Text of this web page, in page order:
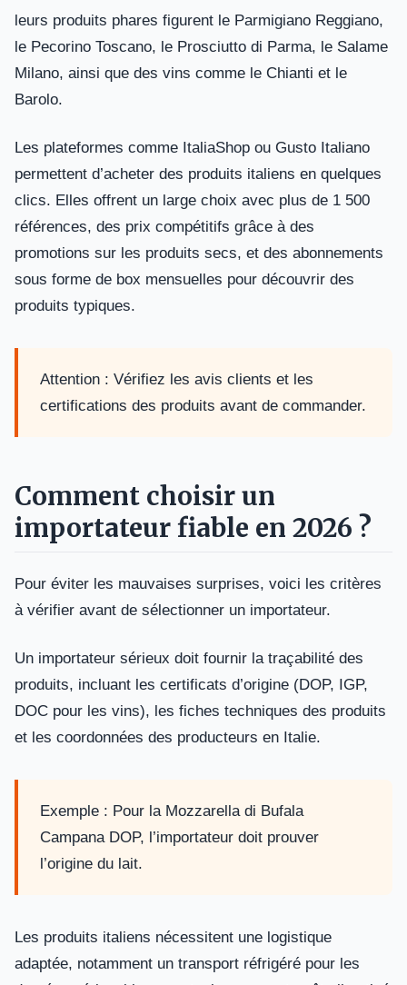
leurs produits phares figurent le Parmigiano Reggiano,
le Pecorino Toscano, le Prosciutto di Parma, le Salame
Milano, ainsi que des vins comme le Chianti et le
Barolo.
Les plateformes comme ItaliaShop ou Gusto Italiano
permettent d’acheter des produits italiens en quelques
clics. Elles offrent un large choix avec plus de 1 500
références, des prix compétitifs grâce à des
promotions sur les produits secs, et des abonnements
sous forme de box mensuelles pour découvrir des
produits typiques.
Attention : Vérifiez les avis clients et les
certifications des produits avant de commander.
Comment choisir un
importateur fiable en 2026 ?
Pour éviter les mauvaises surprises, voici les critères
à vérifier avant de sélectionner un importateur.
Un importateur sérieux doit fournir la traçabilité des
produits, incluant les certificats d’origine (DOP, IGP,
DOC pour les vins), les fiches techniques des produits
et les coordonnées des producteurs en Italie.
Exemple : Pour la Mozzarella di Bufala
Campana DOP, l’importateur doit prouver
l’origine du lait.
Les produits italiens nécessitent une logistique
adaptée, notamment un transport réfrigéré pour les